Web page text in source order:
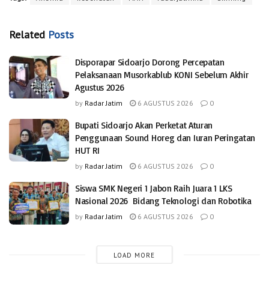
Related Posts
Disporapar Sidoarjo Dorong Percepatan
Pelaksanaan Musorkablub KONI Sebelum Akhir
Agustus 2026
by Radar Jatim 6 AGUSTUS 2026 0
Bupati Sidoarjo Akan Perketat Aturan
Penggunaan Sound Horeg dan Iuran Peringatan
HUT RI
by Radar Jatim 6 AGUSTUS 2026 0
Siswa SMK Negeri 1 Jabon Raih Juara 1 LKS
Nasional 2026 Bidang Teknologi dan Robotika
by Radar Jatim 6 AGUSTUS 2026 0
LOAD MORE